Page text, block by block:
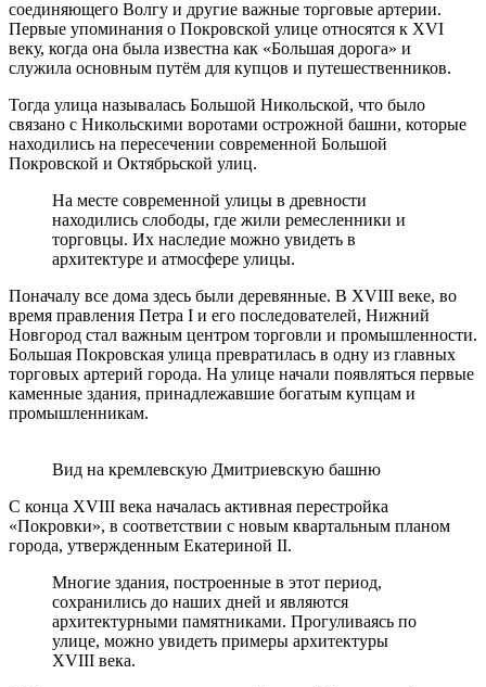
соединяющего Волгу и другие важные торговые артерии.
Первые упоминания о Покровской улице относятся к XVI
веку, когда она была известна как «Большая дорога» и
служила основным путём для купцов и путешественников.
Тогда улица называлась Большой Никольской, что было
связано с Никольскими воротами острожной башни, которые
находились на пересечении современной Большой
Покровской и Октябрьской улиц.
На месте современной улицы в древности
находились слободы, где жили ремесленники и
торговцы. Их наследие можно увидеть в
архитектуре и атмосфере улицы.
Поначалу все дома здесь были деревянные. В XVIII веке, во
время правления Петра I и его последователей, Нижний
Новгород стал важным центром торговли и промышленности.
Большая Покровская улица превратилась в одну из главных
торговых артерий города. На улице начали появляться первые
каменные здания, принадлежавшие богатым купцам и
промышленникам.
Вид на кремлевскую Дмитриевскую башню
С конца XVIII века началась активная перестройка
«Покровки», в соответствии с новым квартальным планом
города, утвержденным Екатериной II.
Многие здания, построенные в этот период,
сохранились до наших дней и являются
архитектурными памятниками. Прогуливаясь по
улице, можно увидеть примеры архитектуры
XVIII века.